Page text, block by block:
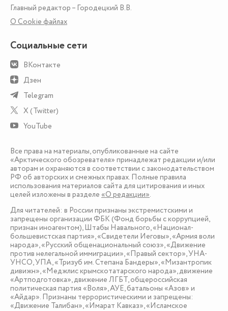
Главный редактор – Городецкий В.В.
О Сookie файлах
Социальные сети
ВКонтакте
Дзен
Telegram
X (Twitter)
YouTube
Все права на материалы, опубликованные на сайте
«Арктического обозревателя» принадлежат редакции и/или
авторам и охраняются в соответствии с законодательством
РФ об авторских и смежных правах. Полные правила
использования материалов сайта для цитирования и иных
целей изложены в разделе «О редакции».
Для читателей: в России признаны экстремистскими и
запрещены организации ФБК (Фонд борьбы с коррупцией,
признан иноагентом), Штабы Навального, «Национал-
большевистская партия», «Свидетели Иеговы», «Армия воли
народа», «Русский общенациональный союз», «Движение
против нелегальной иммиграции», «Правый сектор», УНА-
УНСО, УПА, «Тризуб им. Степана Бандеры», «Мизантропик
дивижн», «Меджлис крымскотатарского народа», движение
«Артподготовка», движение ЛГБТ, общероссийская
политическая партия «Воля», АУЕ, батальоны «Азов» и
«Айдар». Признаны террористическими и запрещены:
«Движение Талибан», «Имарат Кавказ», «Исламское